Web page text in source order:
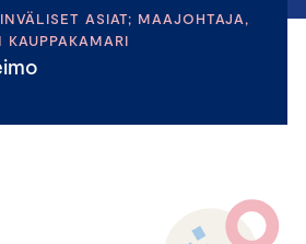
ASIAT; MAAJOHTAJA,